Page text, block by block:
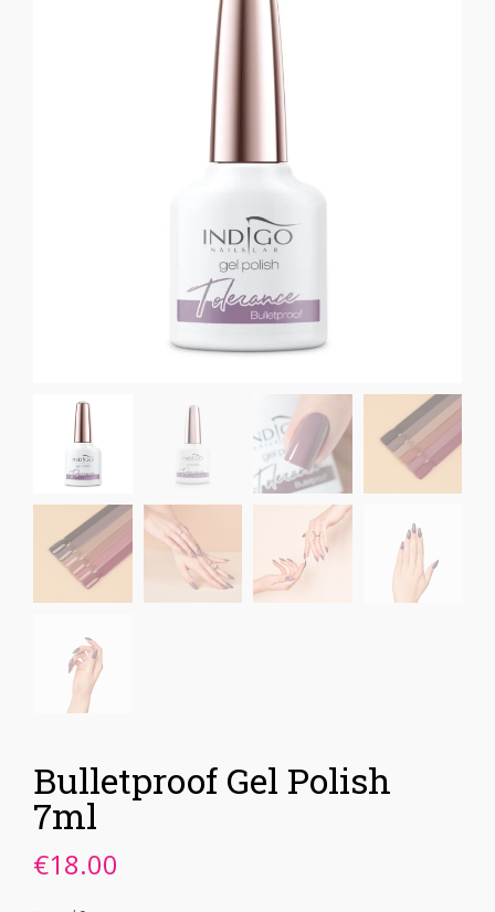
Bulletproof Gel Polish
7ml
€18.00